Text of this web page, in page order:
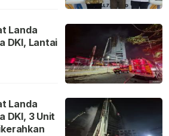
Landa
DKI, Lantai
Landa
DKI, 3 Unit